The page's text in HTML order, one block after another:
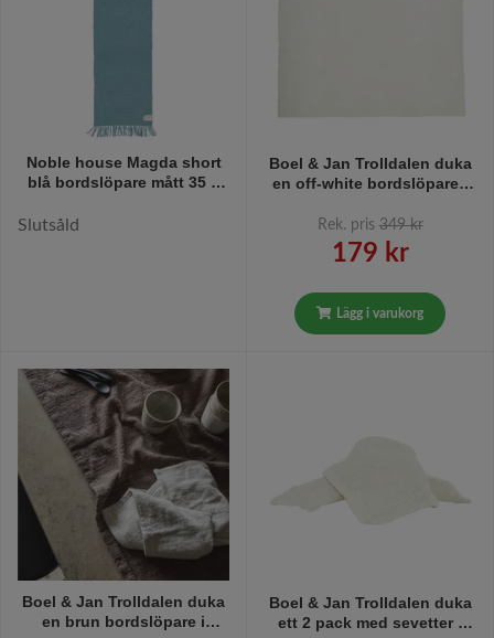
Noble house Magda short
blå bordslöpare mått 35 x
Slutsåld
Boel & Jan Trolldalen duka
en off-white bordslöpare i
Rek. pris 349 kr
179 kr
Lägg i varukorg
Boel & Jan Trolldalen duka
en brun bordslöpare i
Boel & Jan Trolldalen duka
ett 2 pack med sevetter i